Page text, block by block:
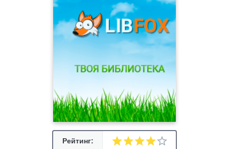
Рейтинг: